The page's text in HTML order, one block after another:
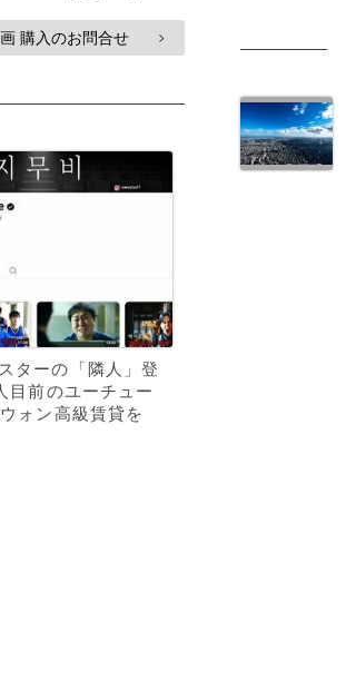
購入のお問合せ >
ターの「隣人」登
目前のユーチュー
ォン高級賃貸を